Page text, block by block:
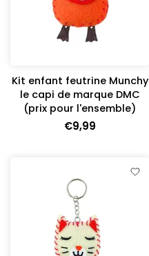
Kit enfant feutrine Munchy
le capi de marque DMC
(prix pour l'ensemble)
€9,99